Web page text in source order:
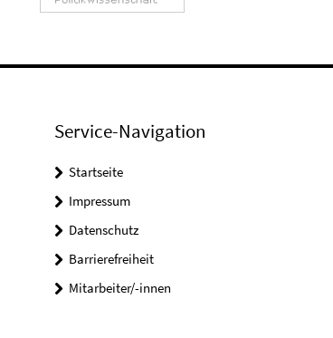
Service-Navigation
Startseite
Impressum
Datenschutz
Barrierefreiheit
Mitarbeiter/-innen